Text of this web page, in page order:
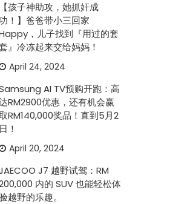
【孩子神助攻，她抓奸成
！】爸爸带小三回家
，儿子找到『用过的套
』冷冻起来交给妈妈！
April 24, 2024
AI TV预购开跑：高
RM2900优惠，还有机会赢
RM140,000奖品！直到5月2
日！
April 20, 2024
J7 越野试驾：RM
内的 SUV 也能轻松体
越野的乐趣。